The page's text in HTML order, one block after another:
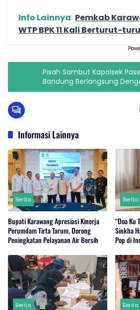
Info Lainnya Pemkab
WTP BPK 11 Kali Berturut-
Pisah Sambut Kapolsek
Bandung Berlangsung
Informasi Lainnya
Berita
Bupati Karawang Apresiasi Kinerja
Perumdam Tirta Tarum, Dorong
Peningkatan Pelayanan Air Bersih
Berita
“Doa Ku
Sinkha
Pop di
Berita Berita